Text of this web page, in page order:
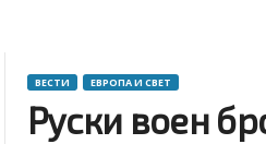
ВЕСТИ ЕВРОПА И СВЕТ
Руски воен